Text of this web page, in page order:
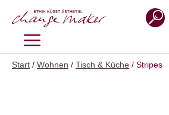
Inhalt
MENÜ
Start / Wohnen / Tisch & Küche / Stripes